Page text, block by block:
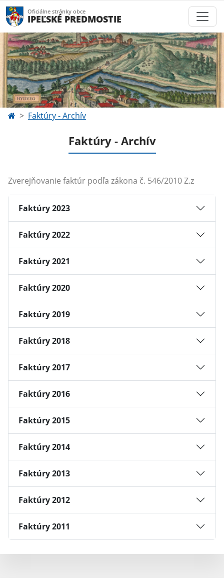
Oficiálne stránky obce
IPEĽSKÉ PREDMOSTIE
Faktúry - Archív
Faktúry - Archív
Zverejňovanie faktúr podľa zákona č. 546/2010 Z.z
Faktúry 2023
Faktúry 2022
Faktúry 2021
Faktúry 2020
Faktúry 2019
Faktúry 2018
Faktúry 2017
Faktúry 2016
Faktúry 2015
Faktúry 2014
Faktúry 2013
Faktúry 2012
Faktúry 2011